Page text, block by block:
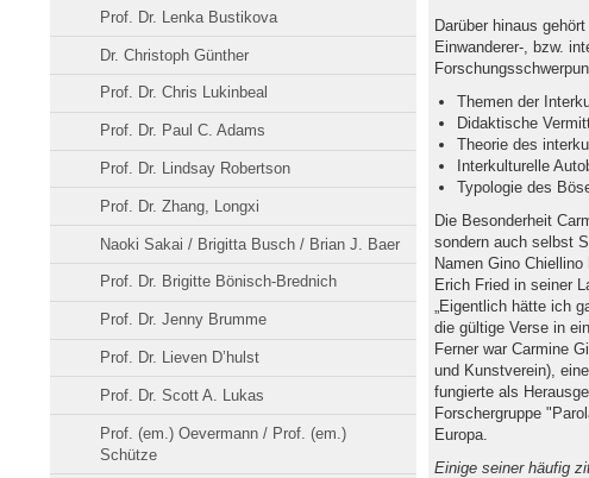
Prof. Dr. Lenka Bustikova
Dr. Christoph Günther
Prof. Dr. Chris Lukinbeal
Prof. Dr. Paul C. Adams
Prof. Dr. Lindsay Robertson
Prof. Dr. Zhang, Longxi
Naoki Sakai / Brigitta Busch / Brian J. Baer
Prof. Dr. Brigitte Bönisch-Brednich
Prof. Dr. Jenny Brumme
Prof. Dr. Lieven D’hulst
Prof. Dr. Scott A. Lukas
Prof. (em.) Oevermann / Prof. (em.)
Schütze
Darüber hinaus
Einwanderer-, bzw.
Themen der
Didaktische
Theorie des
Interkulturelle
Typologie des
Die Besonderheit
sondern auch selbst
Namen Gino
Erich Fried in seiner
„Eigentlich hätte ich
die gültige Verse in
Ferner war Carmine
und Kunstverein),
fungierte als
Forschergruppe
Europa.
Einige seiner häufig